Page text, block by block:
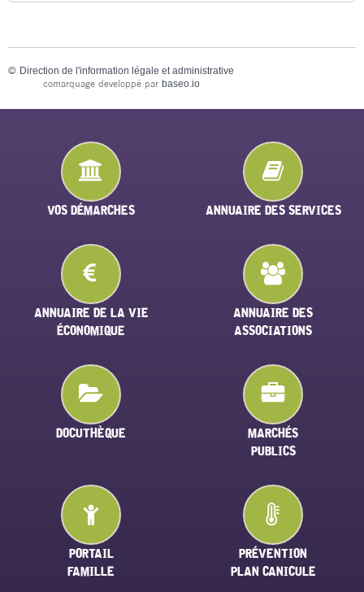
© Direction de l'information légale et administrative
comarquage developpé par baseo.io
VOS DÉMARCHES ANNUAIRE DES SERVICES
ANNUAIRE DE LA VIE
ÉCONOMIQUE
ANNUAIRE DES
ASSOCIATIONS
DOCUTHÈQUE
MARCHÉS
PUBLICS
PORTAIL
FAMILLE
PRÉVENTION
PLAN CANICULE